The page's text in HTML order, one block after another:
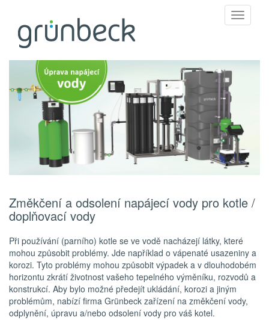
Toggle
Změkčení a odsolení napájecí vody pro kotle /
doplňovací vody
Při používání (parního) kotle se ve vodě nacházejí látky, které
mohou způsobit problémy. Jde například o vápenaté usazeniny a
korozi. Tyto problémy mohou způsobit výpadek a v dlouhodobém
horizontu zkrátí životnost vašeho tepelného výměníku, rozvodů a
konstrukcí. Aby bylo možné předejít ukládání, korozi a jiným
problémům, nabízí firma Grünbeck zařízení na změkčení vody,
odplynění, úpravu a/nebo odsolení vody pro váš kotel.